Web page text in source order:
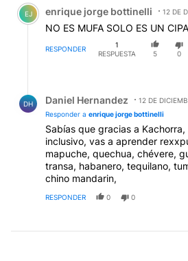
EJ enrique jorge bottinelli 12 DE
NO ES MUFA SOLO ES UN
RESPONDER
1
RESPUESTA
5 0
DH Daniel Hernandez
12 DE
Responder a enrique jorge bottinelli
Sabías que gracias a
inclusivo, vas a aprender
mapuche, quechua, chévere,
transa, habanero, tequilano,
chino mandarin,
RESPONDER 0 0